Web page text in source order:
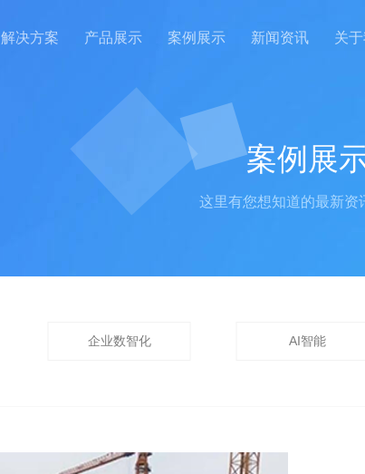
解决方案 产品展示 案例展示 新闻资讯 关
案例展
这里有您想知道的最新资
企业数智化 AI智能